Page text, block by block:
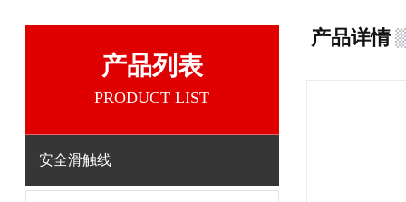
产品列表
PRODUCT LIST
安全滑触线
产品详情